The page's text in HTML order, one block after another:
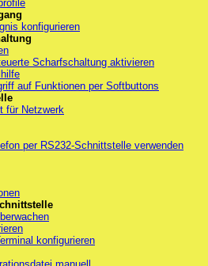
konfigurieren
Scharfschaltung aktivieren
auf Funktionen per Softbuttons
für Netzwerk
per RS232-Schnittstelle verwenden
konfigurieren